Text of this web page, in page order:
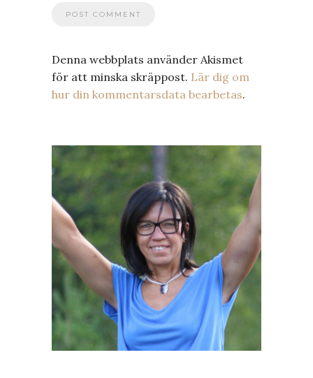
Denna webbplats använder Akismet
för att minska skräppost. Lär dig om
hur din kommentarsdata bearbetas.